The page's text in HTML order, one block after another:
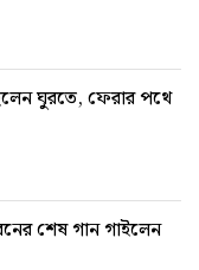
ঘুরতে, ফেরার পথে
শেষ গান গাইলেন